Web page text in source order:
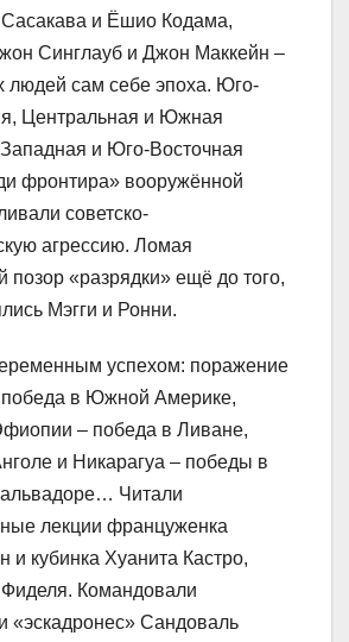
и Ёшио Кодама,
Синглауб и Джон Маккейн –
людей сам себе эпоха. Юго-
Центральная и Южная
и Юго-Восточная
фронтира» вооружённой
советско-
агрессию. Ломая
позор «разрядки» ещё до того,
Мэгги и Ронни.
успехом: поражение
победа в Южной Америке,
– победа в Ливане,
и Никарагуа – победы в
Читали
лекции француженка
и кубинка Хуанита Кастро,
Фиделя. Командовали
«эскадронес» Сандоваль